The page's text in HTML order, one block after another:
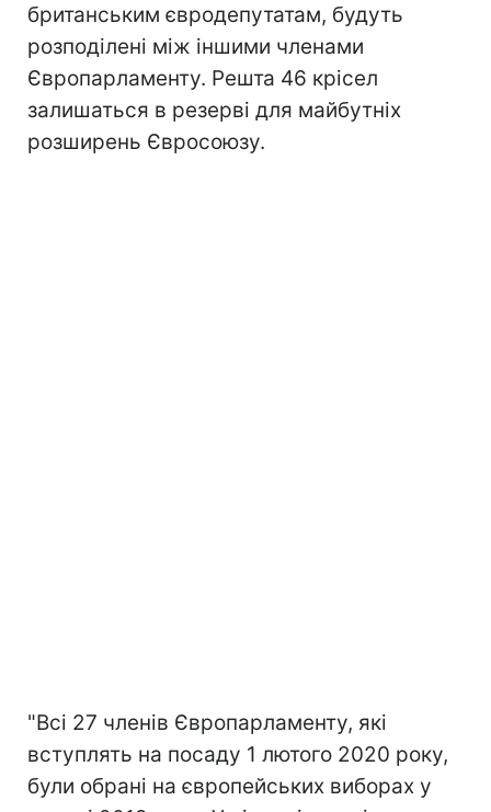
британським євродепутатам, будуть
розподілені між іншими членами
Європарламенту. Решта 46 крісел
залишаться в резерві для майбутніх
розширень Євросоюзу.
"Всі 27 членів Європарламенту, які
вступлять на посаду 1 лютого 2020 року,
були обрані на європейських виборах у